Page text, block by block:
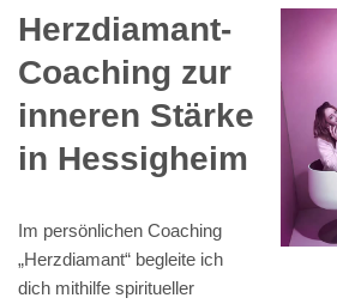
Herzdiamant-
Coaching zur
inneren Stärke
in Hessigheim
Im persönlichen Coaching
„Herzdiamant“ begleite ich
dich mithilfe spiritueller